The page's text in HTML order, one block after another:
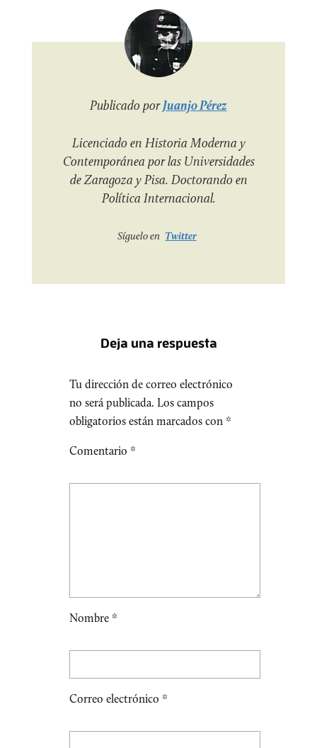
Publicado porJuanjo Pérez
Licenciado en Historia Moderna y
Contemporánea por las Universidades
de Zaragoza y Pisa. Doctorando en
Política Internacional.
Síguelo en Twitter
Deja una respuesta
Tu dirección de correo electrónico
no será publicada. Los campos
obligatorios están marcados con *
Comentario *
Nombre *
Correo electrónico *